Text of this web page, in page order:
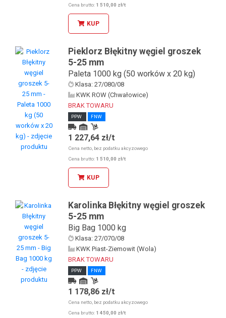
Odbiór osobisty w sklepie stacjonarnym
Cena brutto: 1 510,00 zł/t
KUP
Pieklorz Błękitny węgiel groszek
5-25 mm
Paleta 1000 kg (50 worków x 20 kg)
Klasa: 27/080/08
KWK ROW (Chwałowice)
BRAK TOWARU
PPW FNW
Kurier
Odbiór osobisty u KDW
Odbiór osobisty w sklepie stacjonarnym
1 227,64 zł/t
Cena netto, bez podatku akcyzowego
Cena brutto: 1 510,00 zł/t
KUP
Karolinka Błękitny węgiel groszek
5-25 mm
Big Bag 1000 kg
Klasa: 27/070/08
KWK Piast-Ziemowit (Wola)
BRAK TOWARU
PPW FNW
Kurier
Odbiór osobisty u KDW
Odbiór osobisty w sklepie stacjonarnym
1 178,86 zł/t
Cena netto, bez podatku akcyzowego
Cena brutto: 1 450,00 zł/t